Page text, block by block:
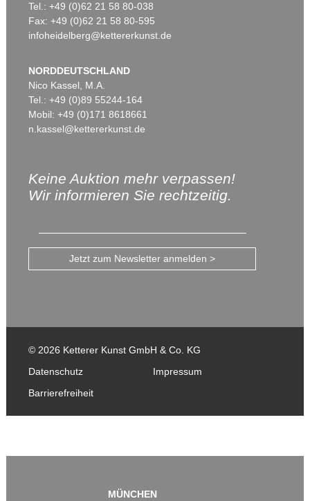
Tel.: +49 (0)62 21 58 80-038
Fax: +49 (0)62 21 58 80-595
infoheidelberg@kettererkunst.de
NORDDEUTSCHLAND
Nico Kassel, M.A.
Tel.: +49 (0)89 55244-164
Mobil: +49 (0)171 8618661
n.kassel@kettererkunst.de
Keine Auktion mehr verpassen!
Wir informieren Sie rechtzeitig.
Jetzt zum Newsletter anmelden >
© 2026 Ketterer Kunst GmbH & Co. KG
Datenschutz
Impressum
Barrierefreiheit
MÜNCHEN